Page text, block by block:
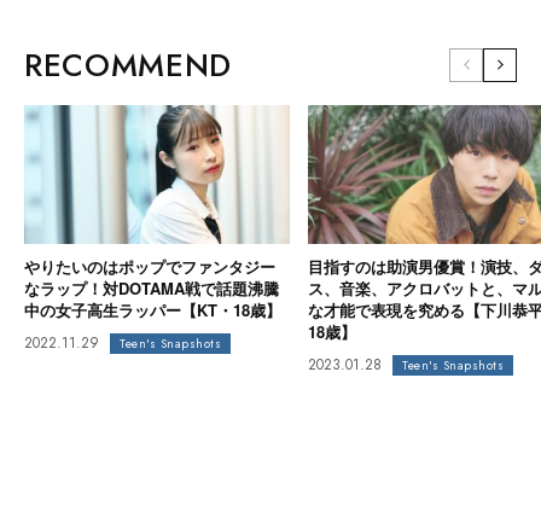
RECOMMEND
やりたいのはポップでファンタジー
なラップ！対DOTAMA戦で話題沸騰
中の女子高生ラッパー【KT・18歳】
2022.11.29 Teen's Snapshots
目指すのは助演男優賞！演技、
ス、音楽、アクロバットと、マ
な才能で表現を究める【下川恭
18歳】
2023.01.28 Teen's Snapshots